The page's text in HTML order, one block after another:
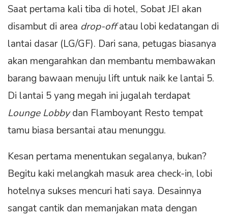
Saat pertama kali tiba di hotel, Sobat JEI akan
disambut di area drop-offatau lobi kedatangan di
lantai dasar (LG/GF). Dari sana, petugas biasanya
akan mengarahkan dan membantu membawakan
barang bawaan menuju lift untuk naik ke lantai 5.
Di lantai 5 yang megah ini jugalah terdapat
Lounge Lobbydan Flamboyant Resto tempat
tamu biasa bersantai atau menunggu.
Kesan pertama menentukan segalanya, bukan?
Begitu kaki melangkah masuk area check-in, lobi
hotelnya sukses mencuri hati saya. Desainnya
sangat cantik dan memanjakan mata dengan